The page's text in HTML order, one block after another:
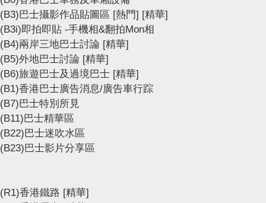
(B3)巴士攝影作品貼圖區 [熱門] [精華]
(B3i)即拍即貼 -手機相&翻拍Mon相
(B4)兩岸三地巴士討論 [精華]
(B5)外地巴士討論 [精華]
(B6)旅遊巴士及過境巴士 [精華]
(B1)香港巴士廣告消息/廣告車行踪
(B7)巴士特別所見
(B11)巴士精華區
(B22)巴士迷吹水區
(B23)巴士影片分享區
(R1)香港鐵路 [精華]